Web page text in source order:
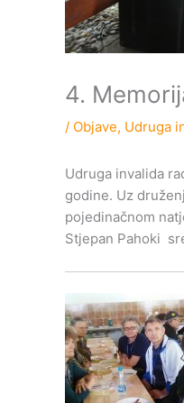
4.
/ Objave, Udruga
Udruga invalida
godine. Uz
pojedinačnom
Stjepan Pahoki